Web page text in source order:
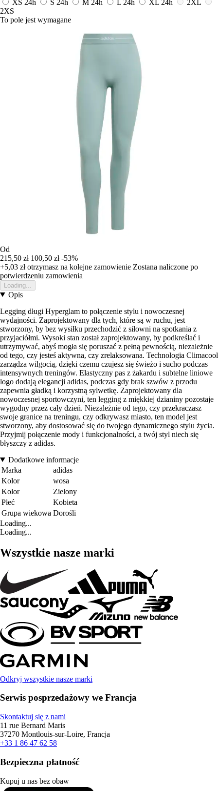
XS 24h S 24h M 24h L 24h XL 24h
2XL
2XS
To pole jest wymagane
Od
215,50 zł 100,50 zł -53%
+5,03 złotrzymasz na kolejne zamowienie Zostana naliczone po
potwierdzeniu zamowienia
Loading...
Opis
Legging długi Hyperglam to połączenie stylu i nowoczesnej
wydajności. Zaprojektowany dla tych, które są w ruchu, jest
stworzony, by bez wysiłku przechodzić z siłowni na spotkania z
przyjaciółmi. Wysoki stan został zaprojektowany, by podkreślać i
utrzymywać, abyś mogła się poruszać z pełną pewnością, niezależnie
od tego, czy jesteś aktywna, czy zrelaksowana. Technologia Climacool
zarządza wilgocią, dzięki czemu czujesz się świeżo i sucho podczas
intensywnych treningów. Elastyczny pas z żakardu i subtelne liniowe
logo dodają elegancji adidas, podczas gdy brak szwów z przodu
zapewnia gładką i korzystną sylwetkę. Zaprojektowany dla
nowoczesnej sportowczyni, ten legging z miękkiej dzianiny pozostaje
wygodny przez cały dzień. Niezależnie od tego, czy przekraczasz
swoje granice na treningu, czy odkrywasz miasto, ten model jest
stworzony, aby dostosować się do twojego dynamicznego stylu życia.
Przyjmij połączenie mody i funkcjonalności, a twój styl niech się
błyszczy z adidas.
Dodatkowe informacje
Marka
adidas
Kolor
wosa
Kolor
Zielony
Płeć
Kobieta
Grupa wiekowa Dorośli
Loading...
Loading...
Wszystkie nasze marki
Odkryj wszystkie nasze marki
Serwis posprzedażowy we Francja
Skontaktuj się z nami
11 rue Bernard Maris
37270 Montlouis-sur-Loire, Francja
+33 1 86 47 62 58
Bezpieczna płatność
Kupuj u nas bez obaw